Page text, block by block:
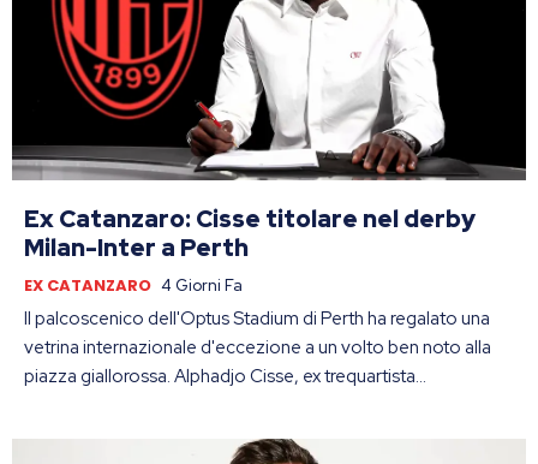
Ex Catanzaro: Cisse titolare nel derby
Milan-Inter a Perth
EX CATANZARO 4 Giorni Fa
Il palcoscenico dell'Optus Stadium di Perth ha regalato una
vetrina internazionale d'eccezione a un volto ben noto alla
piazza giallorossa. Alphadjo Cisse, ex trequartista...